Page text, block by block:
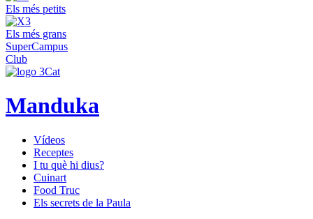
Els més petits
Els més grans
SuperCampus
Club
Manduka
Vídeos
Receptes
I tu què hi dius?
Cuinart
Food Truc
Els secrets de la Paula